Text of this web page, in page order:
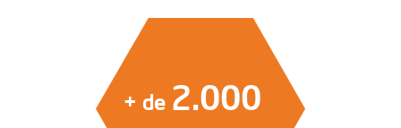
+ de 2.000